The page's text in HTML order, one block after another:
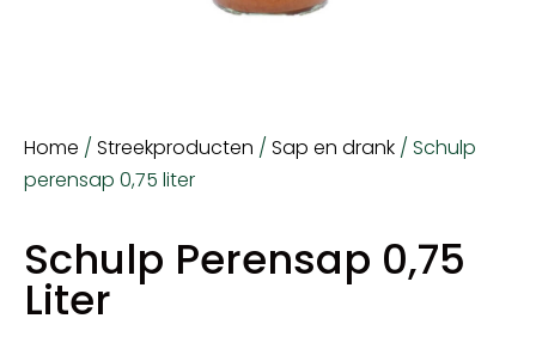
Home / Streekproducten / Sap en drank / Schulp
perensap 0,75 liter
Schulp Perensap 0,75
Liter